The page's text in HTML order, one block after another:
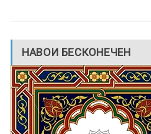
НАВОИ БЕСКОНЕЧЕН